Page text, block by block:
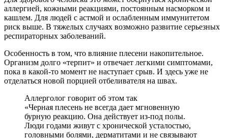
аллергией, кожными реакциями, постоянным насморком и
кашлем. Для людей с астмой и ослабленным иммунитетом
риск выше. В тяжелых случаях возможно развитие серьезных
респираторных заболеваний.
Особенность в том, что влияние плесени накопительное.
Организм долго «терпит» и отвечает легкими симптомами,
пока в какой‑то момент не наступает срыв. И здесь уже не
отделаться новой порцией отбеливателя на швах.
Аллерголог говорит об этом так
«Черная плесень не всегда дает мгновенную
бурную реакцию. Она действует из‑под полы.
Люди годами живут с хронической усталостью,
головными болями, дерматитами и не связывают